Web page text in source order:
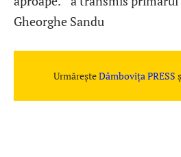
Gheorghe Sandu
UrmăreșteDâmbovița PRESS